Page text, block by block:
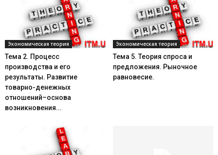
Экономическая теория
Тема 2. Процесс
производства и его
результаты. Развитие
товарно-денежных
отношений–основа
возникновения...
Экономическая теория
Тема 5. Теория спроса и
предложения. Рыночное
равновесие.